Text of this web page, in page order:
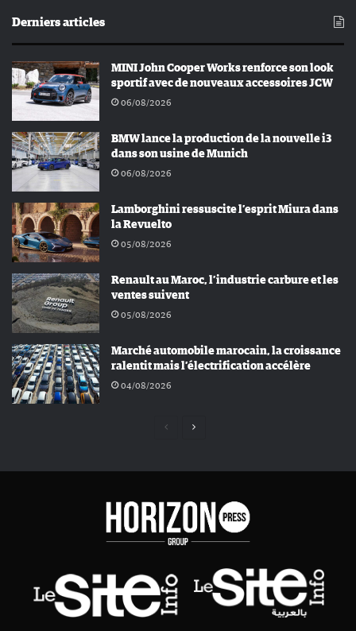
Derniers articles
MINI John Cooper Works renforce son look
sportif avec de nouveaux accessoires JCW
06/08/2026
BMW lance la production de la nouvelle i3
dans son usine de Munich
06/08/2026
Lamborghini ressuscite l’esprit Miura dans
la Revuelto
05/08/2026
Renault au Maroc, l’industrie carbure et les
ventes suivent
05/08/2026
Marché automobile marocain, la croissance
ralentit mais l’électrification accélère
04/08/2026
Page
Page